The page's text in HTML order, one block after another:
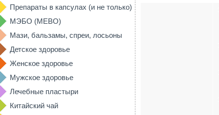
Препараты в капсулах (и не только)
МЭБО (MEBO)
Мази, бальзамы, спреи, лосьоны
Детское здоровье
Женское здоровье
Мужское здоровье
Лечебные пластыри
Китайский чай